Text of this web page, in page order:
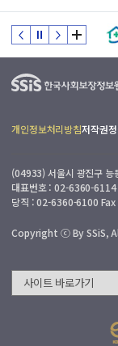
개인정보처리방침저작권
(04933) 서울시 광진구
대표번호 : 02-6360-
당직 : 02-6360-6100
Copyright ⓒ By SSiS,